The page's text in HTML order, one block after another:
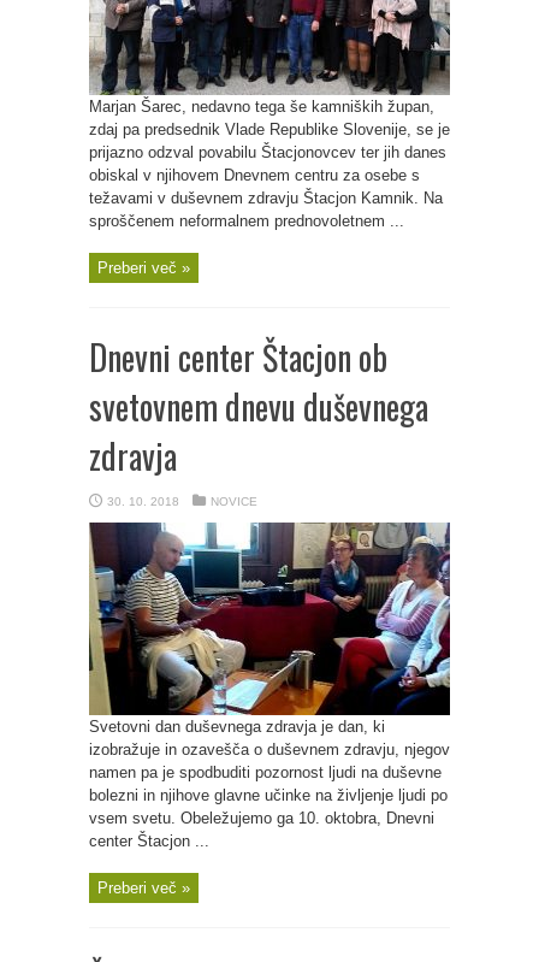
Marjan Šarec, nedavno tega še kamniških župan,
zdaj pa predsednik Vlade Republike Slovenije, se je
prijazno odzval povabilu Štacjonovcev ter jih danes
obiskal v njihovem Dnevnem centru za osebe s
težavami v duševnem zdravju Štacjon Kamnik. Na
sproščenem neformalnem prednovoletnem ...
Preberi več »
Dnevni center Štacjon ob
svetovnem dnevu duševnega
zdravja
30. 10. 2018 NOVICE
Svetovni dan duševnega zdravja je dan, ki
izobražuje in ozavešča o duševnem zdravju, njegov
namen pa je spodbuditi pozornost ljudi na duševne
bolezni in njihove glavne učinke na življenje ljudi po
vsem svetu. Obeležujemo ga 10. oktobra, Dnevni
center Štacjon ...
Preberi več »